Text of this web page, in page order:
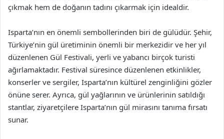
çıkmak hem de doğanın tadını çıkarmak için idealdir.
Isparta’nın en önemli sembollerinden biri de gülüdür. Şehir,
Türkiye’nin gül üretiminin önemli bir merkezidir ve her yıl
düzenlenen Gül Festivali, yerli ve yabancı birçok turisti
ağırlamaktadır. Festival süresince düzenlenen etkinlikler,
konserler ve sergiler, Isparta’nın kültürel zenginliğini gözler
önüne serer. Ayrıca, gül yağlarının ve ürünlerinin satıldığı
stantlar, ziyaretçilere Isparta’nın gül mirasını tanıma fırsatı
sunar.